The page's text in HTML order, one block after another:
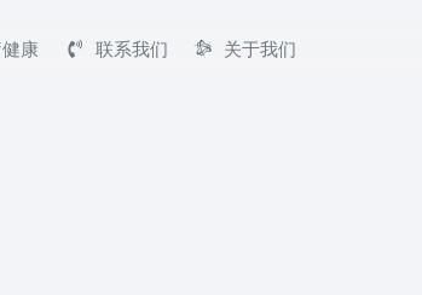
康 联系我们 关于我们